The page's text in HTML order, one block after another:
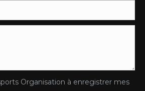
Organisation à enregistrer mes